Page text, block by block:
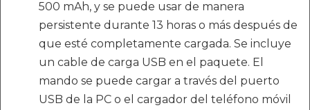
500 mAh, y se puede usar de manera
persistente durante 13 horas o más después de
que esté completamente cargada. Se incluye
un cable de carga USB en el paquete. El
mando se puede cargar a través del puerto
USB de la PC o el cargador del teléfono móvil